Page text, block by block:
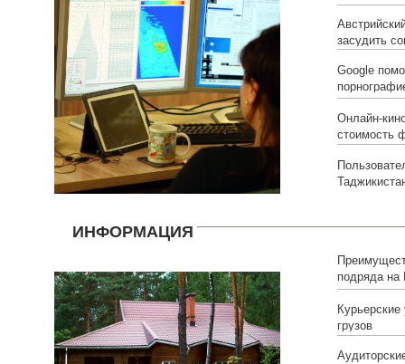
рекламы
засудить
Google
Онлайн-
стоимость
ИНФОРМАЦИЯ
подряда
Курьерские
грузов